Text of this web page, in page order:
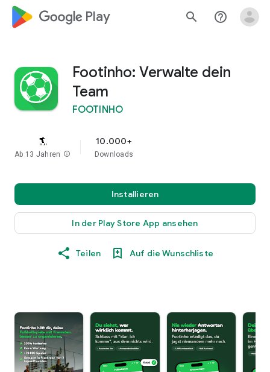
google_logo Play search help_outline
Footinho: Verwalte dein
Team
FOOTINHO
Ab 13 Jahren info
10.000+
Downloads
Installieren
In der Play Store App ansehen
Teilen Auf die Wunschliste